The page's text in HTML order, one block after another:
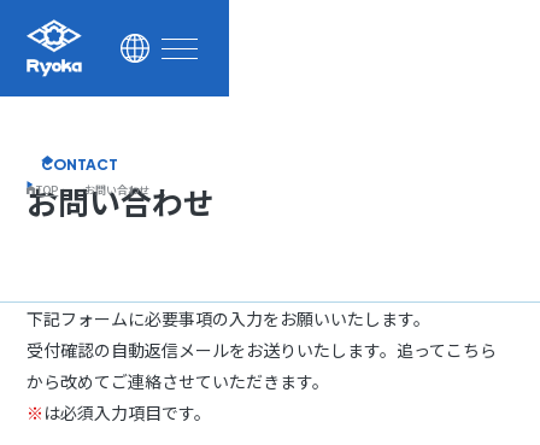
用情報
お問い合わせ
CONTACT
お問い合わせ
TOP お問い合わせ
下記フォームに必要事項の入力をお願いいたします。
受付確認の自動返信メールをお送りいたします。追ってこちら
から改めてご連絡させていただきます。
※ は必須入力項目です。